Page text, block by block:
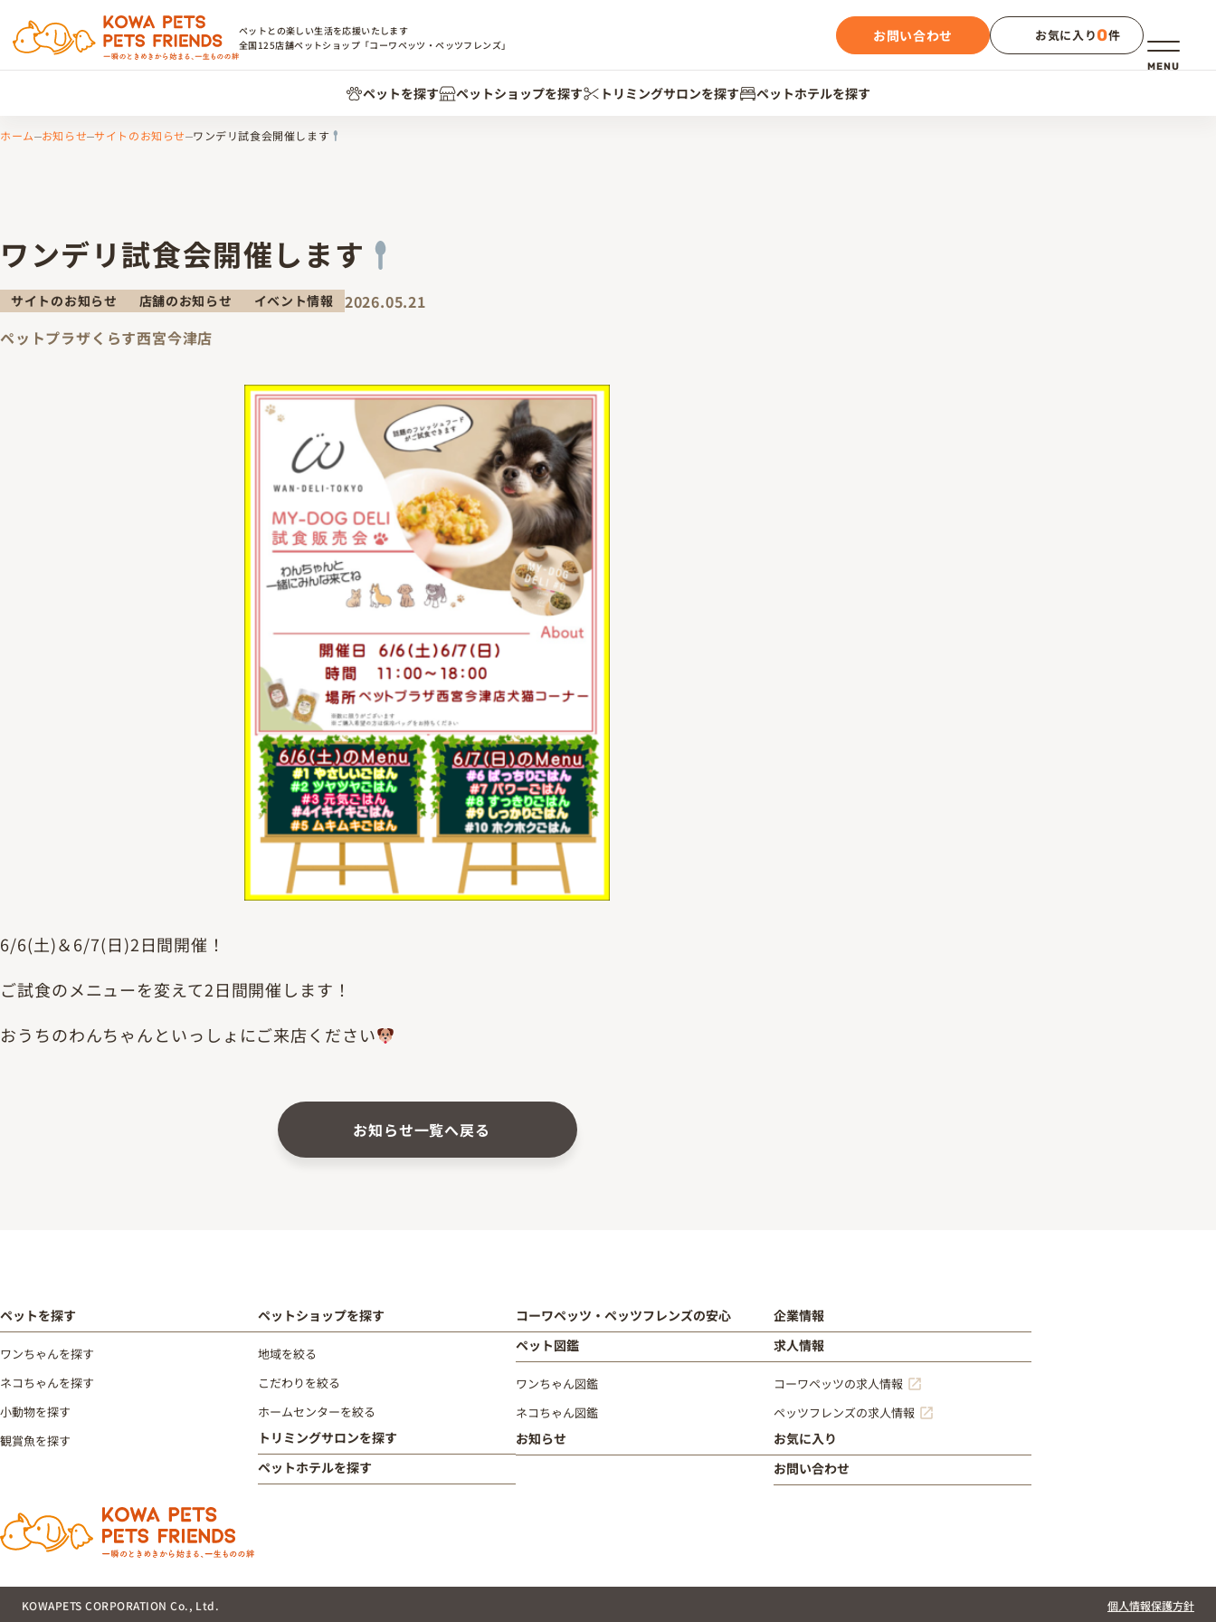
メニュー
MENU
ペットとの楽しい生活を応援いたします
全国125店舗ペットショップ「コーワペッツ・ペッツフレンズ」
お問い合わせ お気に入り0件
ペットを探す ペットショップを探す トリミングサロンを探す ペットホテルを探す
ホーム お知らせ サイトのお知らせ ワンデリ試食会開催します
ワンデリ試食会開催します
サイトのお知らせ 店舗のお知らせ イベント情報
2026.05.21
ペットプラザくらす西宮今津店
6/6(土)＆6/7(日)2日間開催！
ご試食のメニューを変えて2日間開催します！
おうちのわんちゃんといっしょにご来店ください
お知らせ一覧へ戻る
ペットを探す
ワンちゃんを探す
ネコちゃんを探す
小動物を探す
観賞魚を探す
ペットショップを探す
地域を絞る
こだわりを絞る
ホームセンターを絞る
トリミングサロンを探す
ペットホテルを探す
コーワペッツ・ペッツフレンズの安心
ペット図鑑
ワンちゃん図鑑
ネコちゃん図鑑
お知らせ
企業情報
求人情報
コーワペッツの求人情報
ペッツフレンズの求人情報
お気に入り
お問い合わせ
KOWAPETS CORPORATION Co., Ltd. 個人情報保護方針